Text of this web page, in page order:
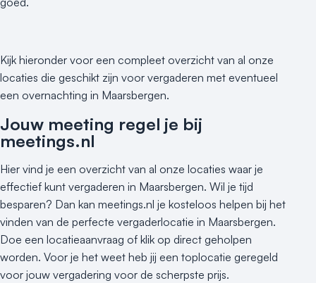
Kijk hieronder voor een compleet overzicht van al onze
locaties die geschikt zijn voor vergaderen met eventueel
een overnachting in Maarsbergen.
Jouw meeting regel je bij
meetings.nl
Hier vind je een overzicht van al onze locaties waar je
effectief kunt vergaderen in Maarsbergen. Wil je tijd
besparen? Dan kan meetings.nl je kosteloos helpen bij het
vinden van de perfecte vergaderlocatie in Maarsbergen.
Doe een locatieaanvraag of klik op direct geholpen
worden. Voor je het weet heb jij een toplocatie geregeld
voor jouw vergadering voor de scherpste prijs.